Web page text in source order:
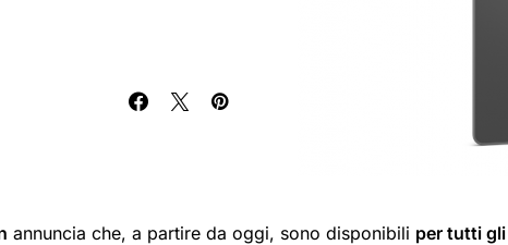
annuncia che, a partire da oggi, sono disponibili per tutti